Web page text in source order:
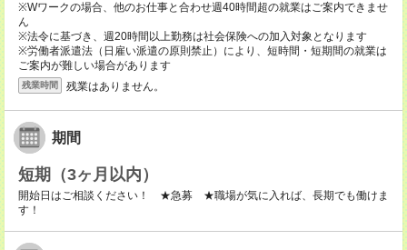
※Wワークの場合、他のお仕事と合わせ週40時間超の就業はご案内できませ
ん
※法令に基づき、週20時間以上勤務は社会保険への加入対象となります
※労働者派遣法（日雇い派遣の原則禁止）により、短時間・短期間の就業は
ご案内が難しい場合があります
残業時間 残業はありません。
期間
短期（3ヶ月以内）
開始日はご相談ください！ ★急募 ★職場が気に入れば、長期でも働けま
す！